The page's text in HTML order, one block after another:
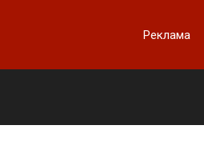
Реклама